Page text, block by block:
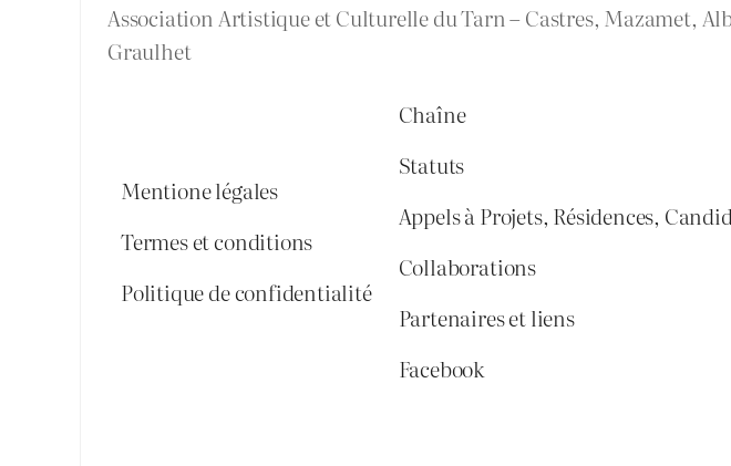
Association Artistique et Culturelle du Tarn – Castres, Mazamet,
Graulhet
Mentione légales
Termes et conditions
Politique de confidentialité
Chaîne
Statuts
Appels à Projets, Résidences,
Collaborations
Partenaires et liens
Facebook